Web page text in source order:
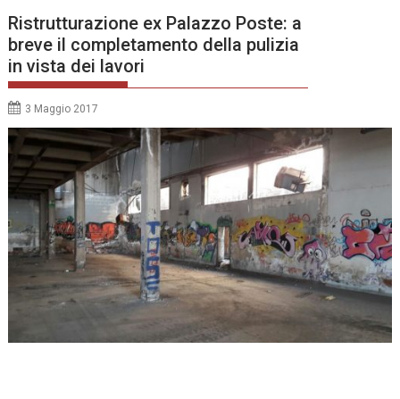
Ristrutturazione ex Palazzo Poste: a
breve il completamento della pulizia
in vista dei lavori
3 Maggio 2017